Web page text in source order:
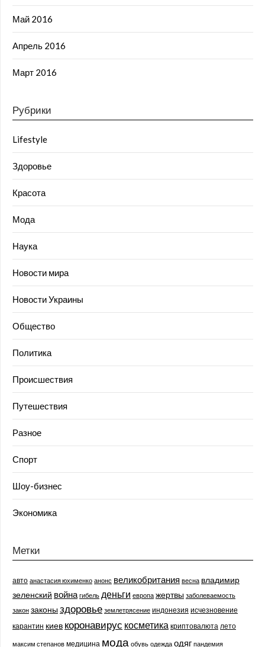
Май 2016
Апрель 2016
Март 2016
Рубрики
Lifestyle
Здоровье
Красота
Мода
Наука
Новости мира
Новости Украины
Общество
Политика
Происшествия
Путешествия
Разное
Спорт
Шоу-бизнес
Экономика
Метки
авто анастасия юхименко анонс великобритания весна владимир
зеленский война гибель деньги европа жертвы заболеваемость
закон законыздоровье землетрясение индонезия исчезновение
карантин киев коронавирус косметика криптовалюта лето
максим степанов медицина мода обувь одежда одяг пандемия